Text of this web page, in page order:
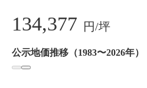
134,377 円/坪
公示地価推移（1983〜2026年）